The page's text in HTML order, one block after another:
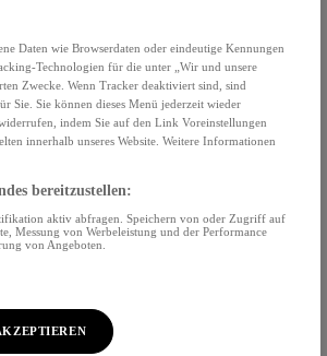
Daten wie Browserdaten oder eindeutige Kennungen
Technologien für die unter „Wir und unsere
Zwecke. Wenn Tracker deaktiviert sind, sind
Sie. Sie können dieses Menü jederzeit wieder
indem Sie auf den Link Voreinstellungen
innerhalb unseres Website. Weitere Informationen
bereitzustellen:
aktiv abfragen. Speichern von oder Zugriff auf
Messung von Werbeleistung und der Performance
von Angeboten.